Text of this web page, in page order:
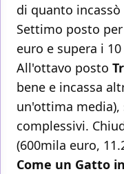
di quanto
Settimo posto per
euro e supera i
All'ottavo posto
bene e incassa
un'ottima
complessivi.
(600mila euro,
Come un Gatto